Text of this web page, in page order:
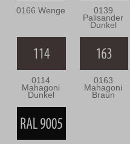
0166 Wenge 0139
Palisander
Dunkel
0114
Mahagoni
Dunkel
0163
Mahagoni
Braun